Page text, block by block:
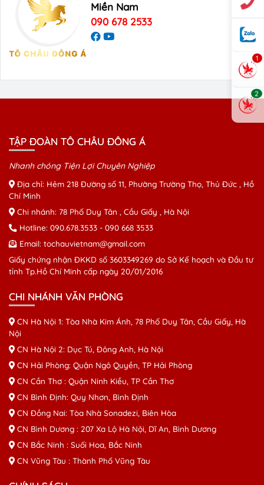
Miền Nam
090 678 2533
TẬP ĐOÀN TÔ CHÂU ĐÔNG Á
Nhanh chóng Tiện Lợi Chuyên Nghiệp
Địa chỉ: Hẻm 218 Đường số 11, Phường Trường Thọ, Thủ Đức , Hồ
Chí Minh
Chi nhánh: 78 Phố Duy Tân , Cầu Giấy , Hà Nội
Hotline: 090.678.3533 - 090 668 3533
Email: tochauvietnam@gmail.com
Giấy chứng nhận ĐKKD số 3603349269 do Sở Kế hoạch và Đầu tư
tỉnh Tp.Hồ Chí Minh cấp ngày 20/01/2016
1
2
CHI NHÁNH VĂN PHÒNG
CN Hà Nội 1: Tòa Nhà Kim Ánh, 78 Phố Duy Tân, Cầu Giấy, Hà
Nội
CN Hà Nội 2: Dục Tú, Đông Anh, Hà Nội
CN Hải Phòng: Quận Ngô Quyền, TP Hải Phòng
CN Cần Thơ : Quận Ninh Kiều, TP Cần Thơ
CN Bình Định: Quy Nhơn, Bình Định
CN Đồng Nai: Tòa Nhà Sonadezi, Biên Hòa
CN Bình Dương : 207 Xa Lộ Hà Nội, Dĩ An, Bình Dương
CN Bắc Ninh : Suối Hoa, Bắc Ninh
CN Vũng Tàu : Thành Phố Vũng Tàu